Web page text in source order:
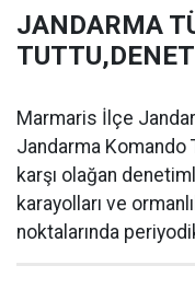
JANDARMA
Marmaris İlçe
Jandarma Komando
karşı olağan
karayolları ve
noktalarında